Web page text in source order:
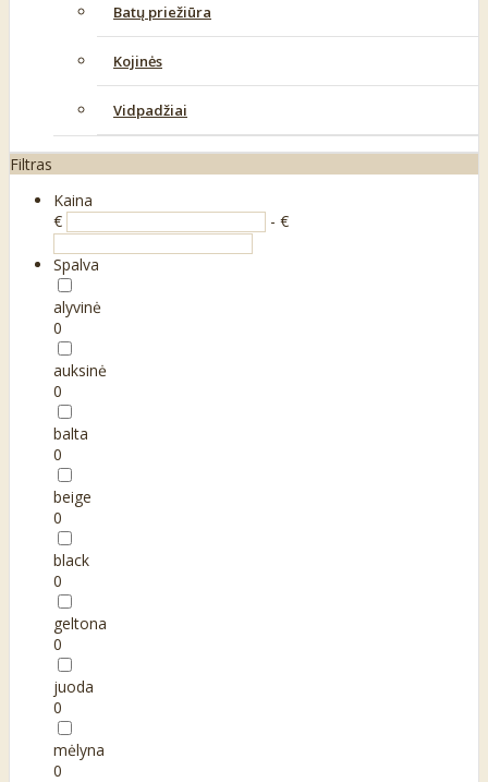
Batų priežiūra
Kojinės
Vidpadžiai
Filtras
Kaina
€
- €
Spalva
alyvinė
0
auksinė
0
balta
0
beige
0
black
0
geltona
0
juoda
0
mėlyna
0